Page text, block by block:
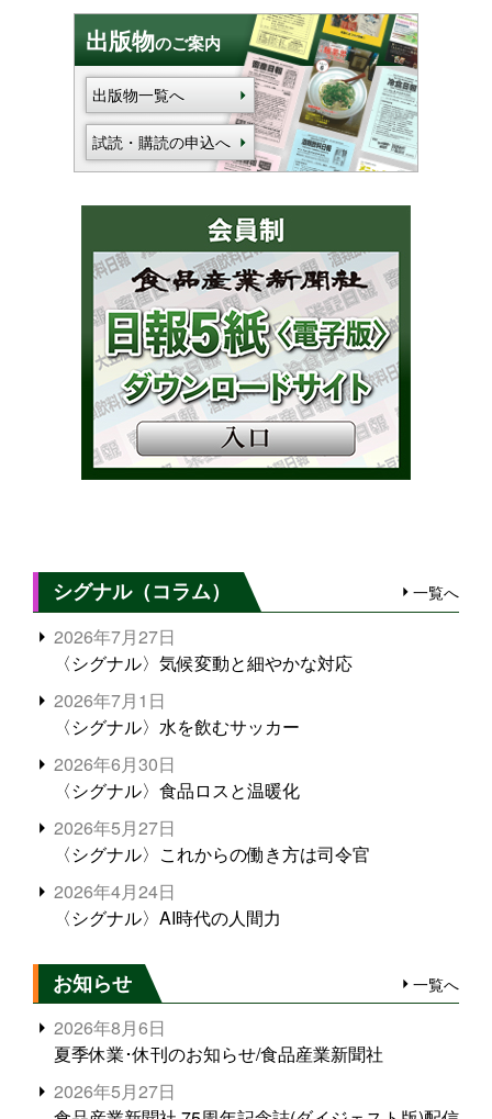
出版物のご案内
出版物一覧へ
試読・購読の申込へ
シグナル（コラム） 一覧へ
2026年7月27日
〈シグナル〉気候変動と細やかな対応
2026年7月1日
〈シグナル〉水を飲むサッカー
2026年6月30日
〈シグナル〉食品ロスと温暖化
2026年5月27日
〈シグナル〉これからの働き方は司令官
2026年4月24日
〈シグナル〉AI時代の人間力
お知らせ 一覧へ
2026年8月6日
夏季休業･休刊のお知らせ/食品産業新聞社
2026年5月27日